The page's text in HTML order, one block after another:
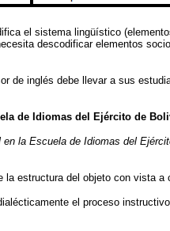
el sistema lingüístico
descodificar elementos
de inglés debe llevar a sus
de Idiomas del Ejército de
la Escuela de Idiomas del
estructura del objeto con vista
el proceso